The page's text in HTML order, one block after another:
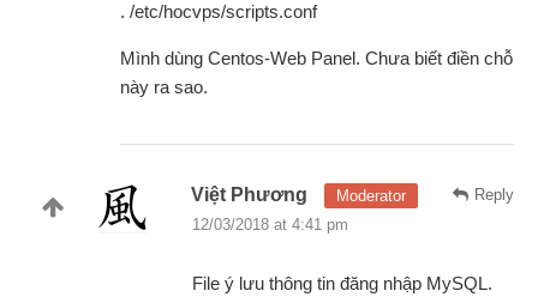
. /etc/hocvps/scripts.conf
Mình dùng Centos-Web Panel. Chưa biết điền chỗ
này ra sao.
Reply
Việt Phương
Moderator
12/03/2018 at 4:41 pm
File ý lưu thông tin đăng nhập MySQL.